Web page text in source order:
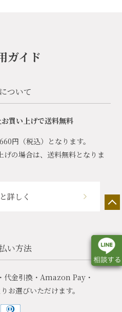
ガイド
ついて
買い上げで送料無料
円（税込）となります。
げの場合は、送料無料となりま
詳しく
い方法
代金引換・Amazon Pay・
お選びいただけます。
会情報 カタログ請求